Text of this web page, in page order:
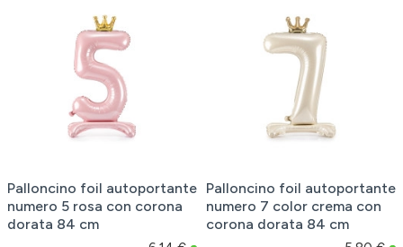
Palloncino foil autoportante
numero 5 rosa con corona
dorata 84 cm
Palloncino foil autoportante
numero 7 color crema con
corona dorata 84 cm